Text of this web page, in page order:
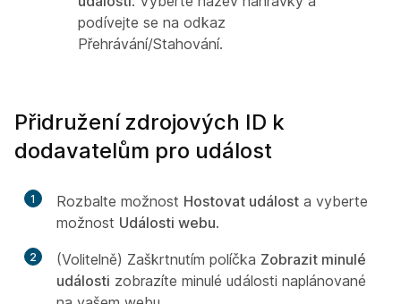
podívejte se na odkaz
Přehrávání/Stahování.
Přidružení zdrojových ID k
dodavatelům pro událost
1 Rozbalte možnost Hostovat událost a vyberte
možnost Události webu.
2 (Volitelně) Zaškrtnutím políčka Zobrazit minulé
události zobrazíte minulé události naplánované